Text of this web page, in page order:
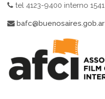
tel 4123-9400 interno 1541
bafc@buenosaires.gob.ar